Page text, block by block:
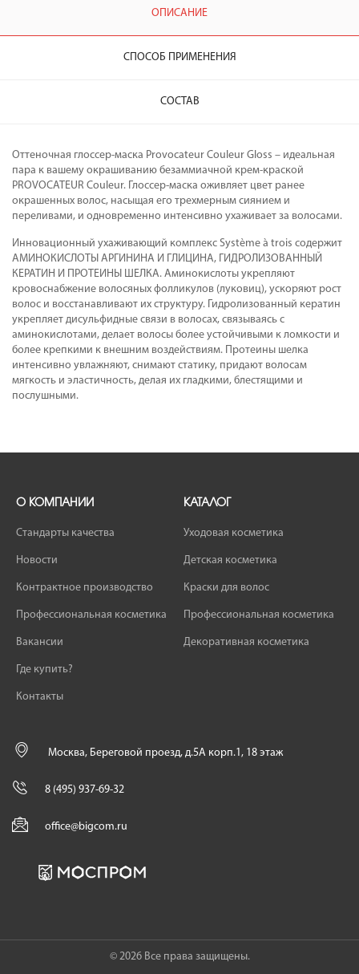
ОПИСАНИЕ
СПОСОБ ПРИМЕНЕНИЯ
СОСТАВ
Оттеночная глоссер-маска Provocateur Couleur Gloss – идеальная
пара к вашему окрашиванию безаммиачной крем-краской
PROVOCATEUR Couleur. Глоссер-маска оживляет цвет ранее
окрашенных волос, насыщая его трехмерным сиянием и
переливами, и одновременно интенсивно ухаживает за волосами.
Инновационный ухаживающий комплекс Système à trois содержит
АМИНОКИСЛОТЫ АРГИНИНА И ГЛИЦИНА, ГИДРОЛИЗОВАННЫЙ
КЕРАТИН И ПРОТЕИНЫ ШЕЛКА. Аминокислоты укрепляют
кровоснабжение волосяных фолликулов (луковиц), ускоряют рост
волос и восстанавливают их структуру. Гидролизованный кератин
укрепляет дисульфидные связи в волосах, связываясь с
аминокислотами, делает волосы более устойчивыми к ломкости и
более крепкими к внешним воздействиям. Протеины шелка
интенсивно увлажняют, снимают статику, придают волосам
мягкость и эластичность, делая их гладкими, блестящими и
послушными.
О КОМПАНИИ
Стандарты качества
Новости
Контрактное производство
Профессиональная косметика
Вакансии
Где купить?
Контакты
КАТАЛОГ
Уходовая косметика
Детская косметика
Краски для волос
Профессиональная косметика
Декоративная косметика
Москва, Береговой проезд, д.5А корп.1, 18 этаж
8 (495) 937-69-32
office@bigcom.ru
© 2026 Все права защищены.